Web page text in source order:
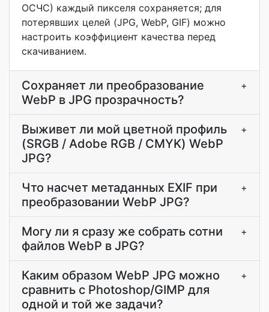
ОСЧС) каждый пикселя сохраняется; для
потерявших целей (JPG, WebP, GIF) можно
настроить коэффициент качества перед
скачиванием.
Сохраняет ли преобразование
WebP в JPG прозрачность?
+
Выживет ли мой цветной профиль
(SRGB / Adobe RGB / CMYK) WebP
JPG?
+
Что насчет метаданных EXIF при
преобразовании WebP JPG?
+
Могу ли я сразу же собрать сотни
файлов WebP в JPG?
+
Каким образом WebP JPG можно
сравнить с Photoshop/GIMP для
одной и той же задачи?
+